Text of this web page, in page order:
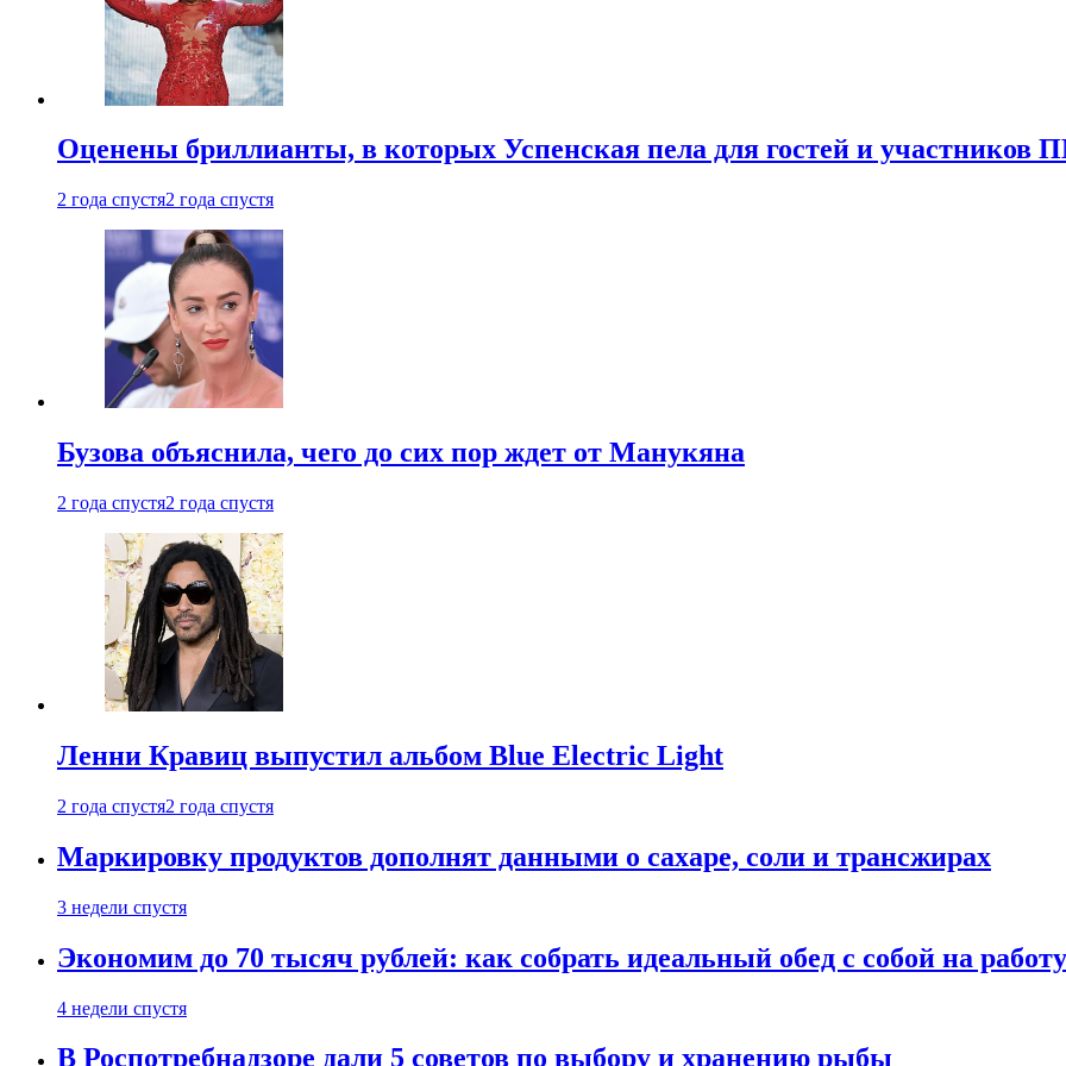
Оценены бриллианты, в которых Успенская пела для гостей и
2 года спустя2 года спустя
Бузова объяснила, чего до сих пор ждет от Манукяна
2 года спустя2 года спустя
Ленни Кравиц выпустил альбом Blue Electric Light
2 года спустя2 года спустя
Маркировку продуктов дополнят данными о сахаре, соли и трансжирах
3 недели спустя
Экономим до 70 тысяч рублей: как собрать идеальный обед с собой на работу
4 недели спустя
В Роспотребнадзоре дали 5 советов по выбору и хранению рыбы